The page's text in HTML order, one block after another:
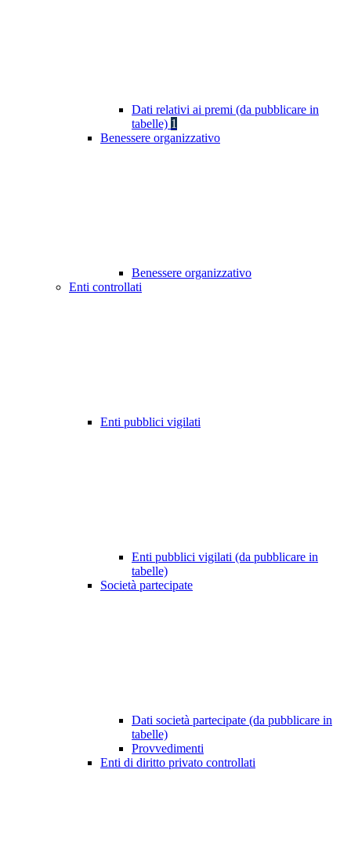
Dati relativi ai premi (da pubblicare in
tabelle) 1
Benessere organizzativo
Benessere organizzativo
Enti controllati
Enti pubblici vigilati
Enti pubblici vigilati (da pubblicare in
tabelle)
Società partecipate
Dati società partecipate (da pubblicare in
tabelle)
Provvedimenti
Enti di diritto privato controllati